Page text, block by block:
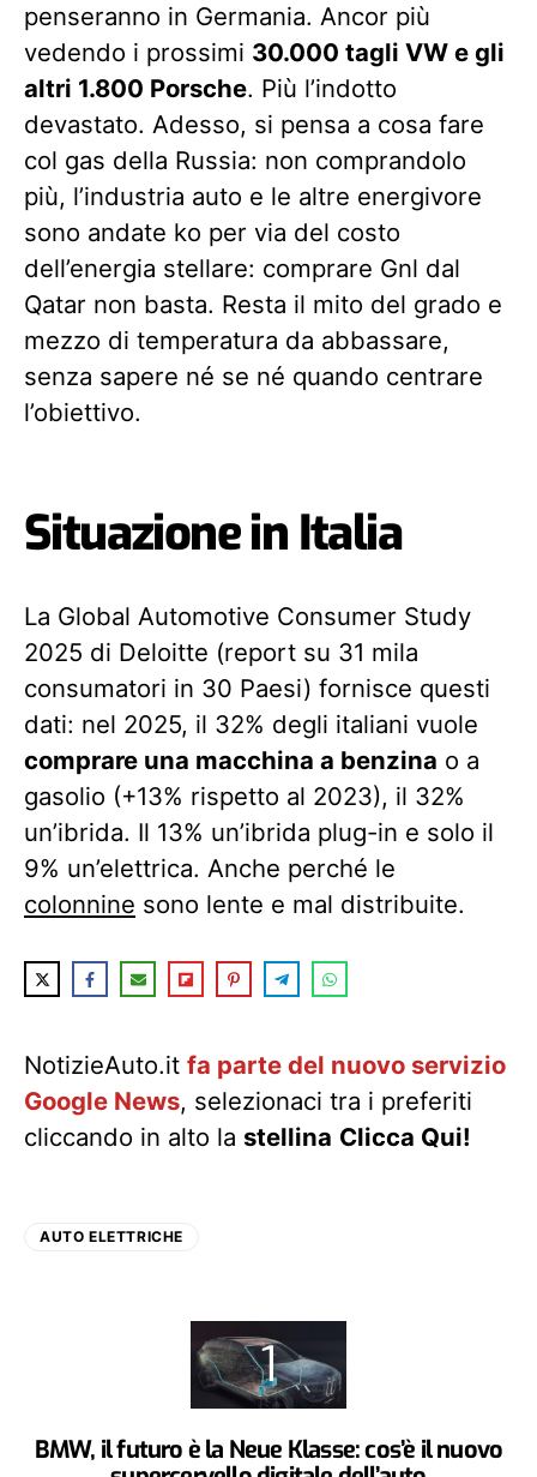
penseranno in Germania. Ancor più
vedendo i prossimi 30.000 tagli VW e gli
altri 1.800 Porsche. Più l’indotto
devastato. Adesso, si pensa a cosa fare
col gas della Russia: non comprandolo
più, l’industria auto e le altre energivore
sono andate ko per via del costo
dell’energia stellare: comprare Gnl dal
Qatar non basta. Resta il mito del grado e
mezzo di temperatura da abbassare,
senza sapere né se né quando centrare
l’obiettivo.
Situazione in Italia
La Global Automotive Consumer Study
2025 di Deloitte (report su 31 mila
consumatori in 30 Paesi) fornisce questi
dati: nel 2025, il 32% degli italiani vuole
comprare una macchina a benzina o a
gasolio (+13% rispetto al 2023), il 32%
un’ibrida. Il 13% un’ibrida plug-in e solo il
9% un’elettrica. Anche perché le
colonnine sono lente e mal distribuite.
NotizieAuto.it fa parte del nuovo servizio
Google News, selezionaci tra i preferiti
cliccando in alto la stellina Clicca Qui!
AUTO ELETTRICHE
BMW, il futuro è la Neue Klasse: cos’è il nuovo